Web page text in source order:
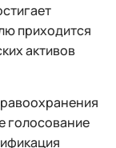
приходится
активов
голосование